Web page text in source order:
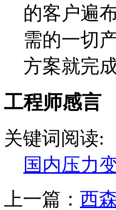
的客户遍
需的一切
方案就完
工程师感言
关键词阅读:
国内压力
上一篇： 西